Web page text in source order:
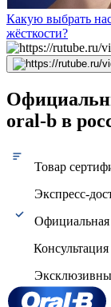
Какую выбрать
жёсткости?
oral-b в
Товар
Экспресс-
Официальная